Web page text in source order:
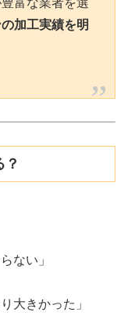
富な業者を選
加工実績を明
ない」
大きかった」